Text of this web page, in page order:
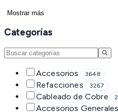
Mostrar más
Categorías
Accesorios 3648
Refacciones 3267
Cableado de Cobre
Accesorios Generales